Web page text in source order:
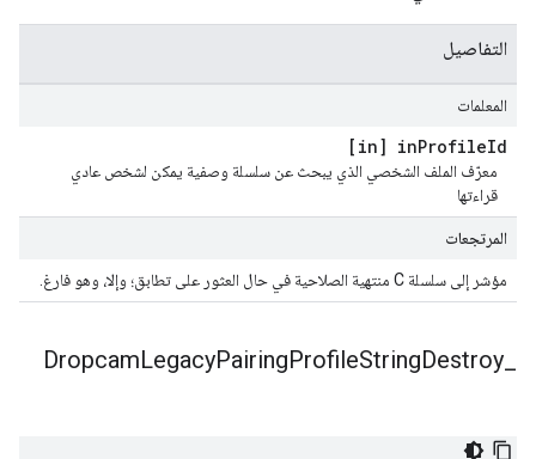
التفاصيل
المعلمات
[in] inProfileId
معرّف الملف الشخصي الذي يبحث عن سلسلة وصفية يمكن لشخص عادي
قراءتها
المرتجعات
مؤشر إلى سلسلة C منتهية الصلاحية في حال العثور على تطابق؛ وإلا، وهو فارغ.
DropcamLegacyPairingProfileStringDestroy